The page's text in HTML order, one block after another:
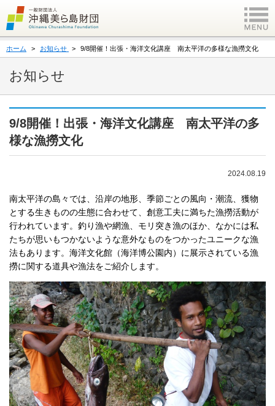
ホーム お知らせ 9/8開催！出張・海洋文化講座 南太平洋の多様な漁撈文化
お知らせ
9/8開催！出張・海洋文化講座 南太平洋の多
様な漁撈文化
2024.08.19
南太平洋の島々では、沿岸の地形、季節ごとの風向・潮流、獲物
とする生きものの生態に合わせて、創意工夫に満ちた漁撈活動が
行われています。釣り漁や網漁、モリ突き漁のほか、なかには私
たちが思いもつかないような意外なものをつかったユニークな漁
法もあります。海洋文化館（海洋博公園内）に展示されている漁
撈に関する道具や漁法をご紹介します。